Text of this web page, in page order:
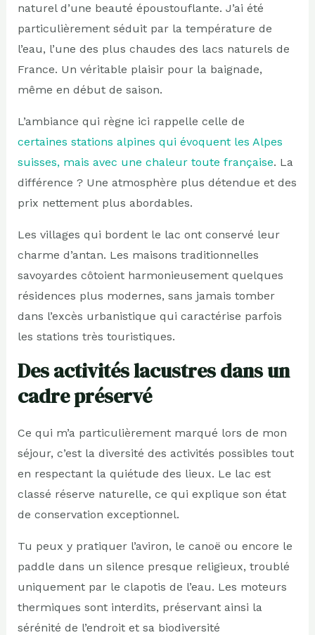
naturel d’une beauté époustouflante. J’ai été
particulièrement séduit par la température de
l’eau, l’une des plus chaudes des lacs naturels de
France. Un véritable plaisir pour la baignade,
même en début de saison.
L’ambiance qui règne ici rappelle celle de
certaines stations alpines qui évoquent les Alpes
suisses, mais avec une chaleur toute française. La
différence ? Une atmosphère plus détendue et des
prix nettement plus abordables.
Les villages qui bordent le lac ont conservé leur
charme d’antan. Les maisons traditionnelles
savoyardes côtoient harmonieusement quelques
résidences plus modernes, sans jamais tomber
dans l’excès urbanistique qui caractérise parfois
les stations très touristiques.
Des activités lacustres dans un
cadre préservé
Ce qui m’a particulièrement marqué lors de mon
séjour, c’est la diversité des activités possibles tout
en respectant la quiétude des lieux. Le lac est
classé réserve naturelle, ce qui explique son état
de conservation exceptionnel.
Tu peux y pratiquer l’aviron, le canoë ou encore le
paddle dans un silence presque religieux, troublé
uniquement par le clapotis de l’eau. Les moteurs
thermiques sont interdits, préservant ainsi la
sérénité de l’endroit et sa biodiversité